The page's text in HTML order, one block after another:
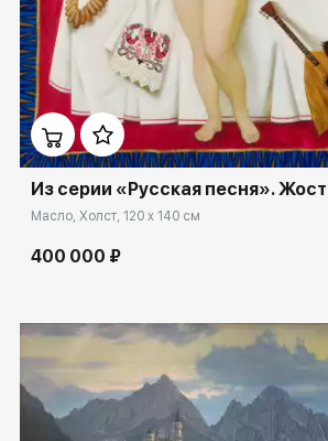
Домен:
Из серии «Русская песня».
Масло, Холст, 120 x 140 см
400 000 ₽